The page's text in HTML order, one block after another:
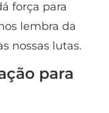
força para
lembra da
nossas lutas.
para